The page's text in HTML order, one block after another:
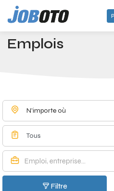
Skip to main content
Accueil Emplois à Wilrijk -
Emplois
N'importe où
Tous
Filtre